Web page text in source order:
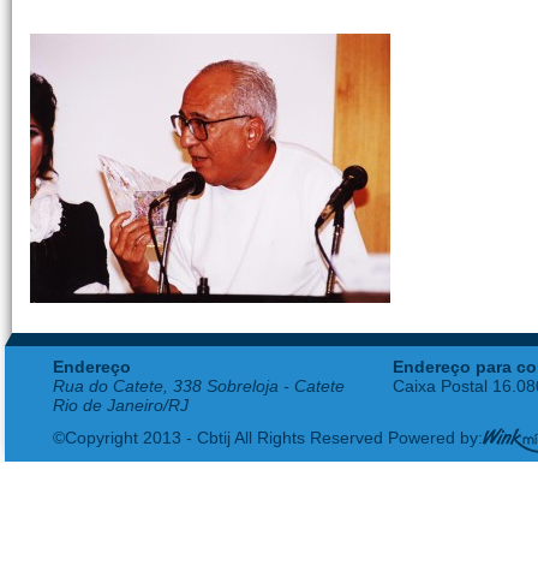
Endereço
Rua do Catete, 338 Sobreloja - Catete
Rio de Janeiro/RJ
Endereço para
Caixa Postal
©Copyright 2013 - Cbtij All Rights Reserved Powered by: